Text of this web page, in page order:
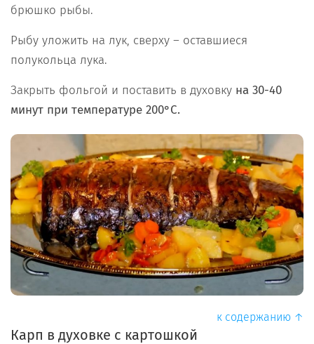
брюшко рыбы.
Рыбу уложить на лук, сверху – оставшиеся
полукольца лука.
Закрыть фольгой и поставить в духовку на 30-40
минут при температуре 200°C.
к содержанию ↑
Карп в духовке с картошкой